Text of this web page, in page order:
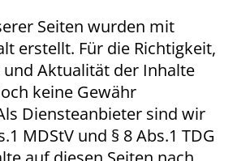
Seiten wurden mit
erstellt. Für die Richtigkeit,
Aktualität der Inhalte
keine Gewähr
Diensteanbieter sind wir
MDStV und § 8 Abs.1 TDG